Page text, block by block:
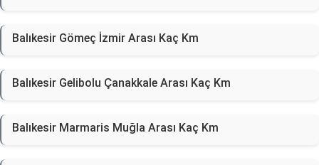
Balıkesir Gömeç İzmir Arası Kaç Km
Balıkesir Gelibolu Çanakkale Arası Kaç Km
Balıkesir Marmaris Muğla Arası Kaç Km